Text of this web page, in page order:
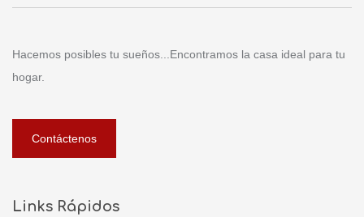
Hacemos posibles tu sueños...Encontramos la casa ideal para tu
hogar.
Contáctenos
Links Rápidos